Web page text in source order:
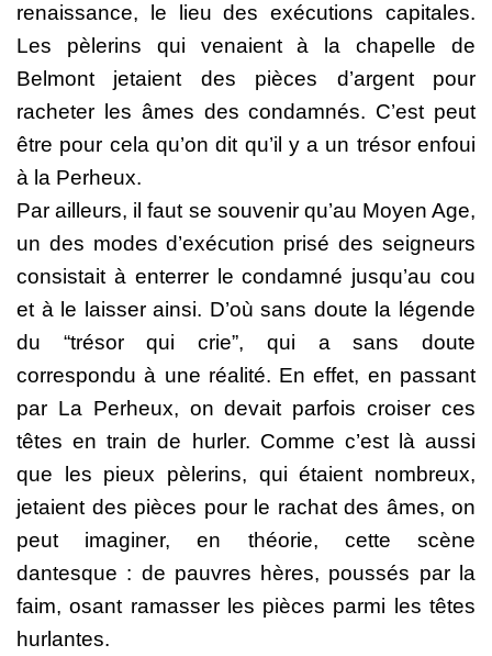
renaissance, le lieu des exécutions capitales.
Les pèlerins qui venaient à la chapelle de
Belmont jetaient des pièces d’argent pour
racheter les âmes des condamnés. C’est peut
être pour cela qu’on dit qu’il y a un trésor enfoui
à la Perheux.
Par ailleurs, il faut se souvenir qu’au Moyen Age,
un des modes d’exécution prisé des seigneurs
consistait à enterrer le condamné jusqu’au cou
et à le laisser ainsi. D’où sans doute la légende
du “trésor qui crie”, qui a sans doute
correspondu à une réalité. En effet, en passant
par La Perheux, on devait parfois croiser ces
têtes en train de hurler. Comme c’est là aussi
que les pieux pèlerins, qui étaient nombreux,
jetaient des pièces pour le rachat des âmes, on
peut imaginer, en théorie, cette scène
dantesque : de pauvres hères, poussés par la
faim, osant ramasser les pièces parmi les têtes
hurlantes.